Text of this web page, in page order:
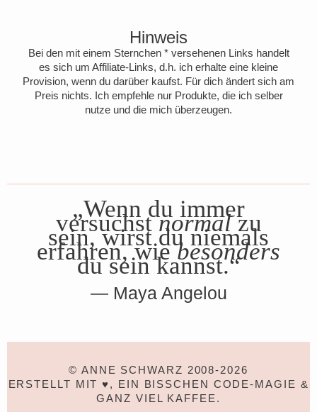
Hinweis
Bei den mit einem Sternchen * versehenen Links handelt
es sich um Affiliate-Links, d.h. ich erhalte eine kleine
Provision, wenn du darüber kaufst. Für dich ändert sich am
Preis nichts. Ich empfehle nur Produkte, die ich selber
nutze und die mich überzeugen.
„Wenn du immer
versuchstnormalzu
sein, wirst du niemals
erfahren, wiebesonders
du sein kannst.“
Maya Angelou
© ANNE SCHWARZ 2008-2026
ERSTELLT MIT ♥, EIN BISSCHEN CODE-MAGIE &
GANZ VIEL KAFFEE.